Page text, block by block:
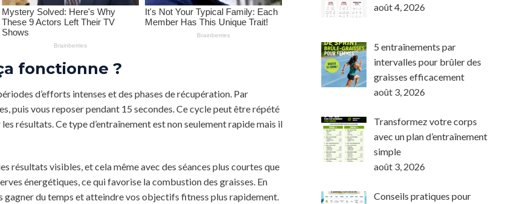
fonctionne ?
d’efforts intenses et des phases de récupération. Par
puis vous reposer pendant 15 secondes. Ce cycle peut être répété
résultats. Ce type d’entraînement est non seulement rapide mais il
résultats visibles, et cela même avec des séances plus courtes que
énergétiques, ce qui favorise la combustion des graisses. En
du temps et atteindre vos objectifs fitness plus rapidement.
août 4, 2026
5 entraînements par
intervalles pour brûler des
graisses efficacement
août 3, 2026
Transformez votre corps
avec un plan d’entraînement
simple
août 3, 2026
Conseils pratiques pour